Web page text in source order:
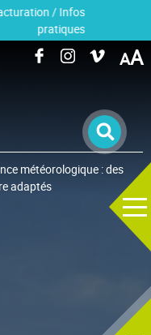
/ Infos
pratiques
A
météorologique : des
adaptés